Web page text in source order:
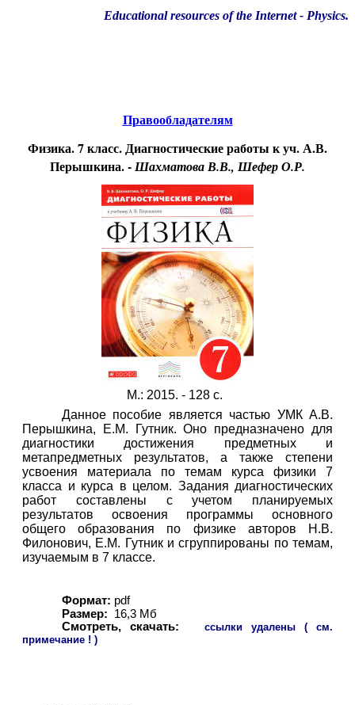
Educational resources of the Internet- Physics.
Правообладателям
Физика. 7 класс. Диагностические работы к уч. А.В.
Перышкина. -Шахматова В.В., Шефер О.Р.
М.: 2015. - 128 с.
Данное пособие является частью УМК А.В.
Перышкина, Е.М. Гутник. Оно предназначено для
диагностики достижения предметных и
метапредметных результатов, а также степени
усвоения материала по темам курса физики 7
класса и курса в целом. Задания диагностических
работ составлены с учетом планируемых
результатов освоения программы основного
общего образования по физике авторов Н.В.
Филонович, Е.М. Гутник и сгруппированы по темам,
изучаемым в 7 классе.
Формат: pdf
Размер:
16,3 Мб
Смотреть, скачать:
ссылки удалены ( см.
примечание ! )